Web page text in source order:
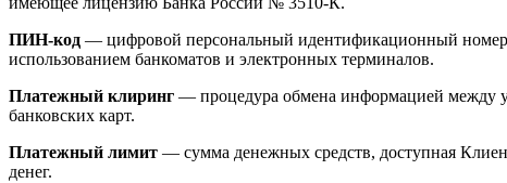
ПИН-код — цифровой персональный идентификационный
использованием банкоматов и электронных терминалов.
Платежный клиринг — процедура обмена информацией между
банковских карт.
Платежный лимит — сумма денежных средств, доступная
денег.